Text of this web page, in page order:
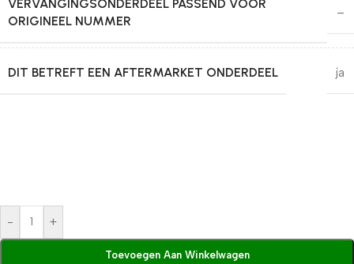
VERVANGINGSONDERDEEL PASSEND VOOR
ORIGINEEL NUMMER
–
DIT BETREFT EEN AFTERMARKET ONDERDEEL ja
- +
Toevoegen Aan Winkelwagen